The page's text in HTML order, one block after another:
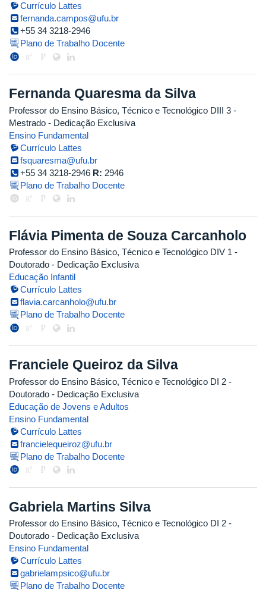
Currículo Lattes
fernanda.campos@ufu.br
+55 34 3218-2946
Plano de Trabalho Docente
Fernanda Quaresma da Silva
Professor do Ensino Básico, Técnico e Tecnológico DIII 3 -
Mestrado - Dedicação Exclusiva
Ensino Fundamental
Currículo Lattes
fsquaresma@ufu.br
+55 34 3218-2946 R: 2946
Plano de Trabalho Docente
Flávia Pimenta de Souza Carcanholo
Professor do Ensino Básico, Técnico e Tecnológico DIV 1 -
Doutorado - Dedicação Exclusiva
Educação Infantil
Currículo Lattes
flavia.carcanholo@ufu.br
Plano de Trabalho Docente
Franciele Queiroz da Silva
Professor do Ensino Básico, Técnico e Tecnológico DI 2 -
Doutorado - Dedicação Exclusiva
Educação de Jovens e Adultos
Ensino Fundamental
Currículo Lattes
francielequeiroz@ufu.br
Plano de Trabalho Docente
Gabriela Martins Silva
Professor do Ensino Básico, Técnico e Tecnológico DI 2 -
Doutorado - Dedicação Exclusiva
Ensino Fundamental
Currículo Lattes
gabrielampsico@ufu.br
Plano de Trabalho Docente